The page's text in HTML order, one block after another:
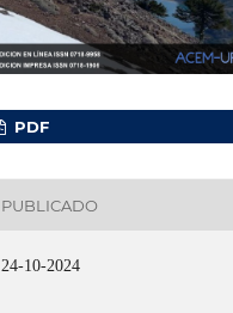
PDF
PUBLICADO
24-10-2024